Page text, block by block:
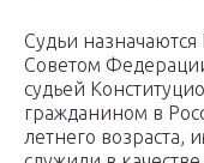
Судьи
Советом
судьей
гражданином в
летнего возраста,